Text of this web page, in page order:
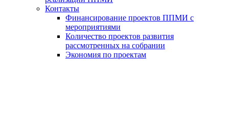
Контакты
Финансирование проектов ППМИ с
мероприятиями
Количество проектов развития
рассмотренных на собрании
Экономия по проектам